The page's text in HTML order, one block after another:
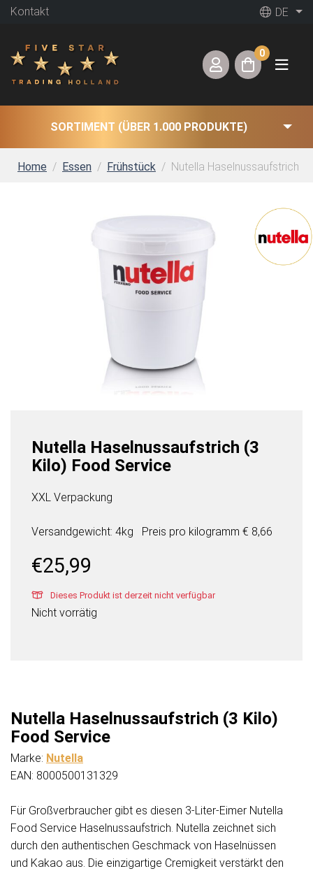
Kontakt DE
0
SORTIMENT (ÜBER 1.000 PRODUKTE)
Home Essen Frühstück Nutella Haselnussaufstrich
Nutella Haselnussaufstrich (3
Kilo) Food Service
XXL Verpackung
Versandgewicht: 4kg Preis pro kilogramm € 8,66
€25,99
Dieses Produkt ist derzeit nicht verfügbar
Nicht vorrätig
Nutella Haselnussaufstrich (3 Kilo)
Food Service
Marke: Nutella
EAN: 8000500131329
Für Großverbraucher gibt es diesen 3-Liter-Eimer Nutella
Food Service Haselnussaufstrich. Nutella zeichnet sich
durch den authentischen Geschmack von Haselnüssen
und Kakao aus. Die einzigartige Cremigkeit verstärkt den